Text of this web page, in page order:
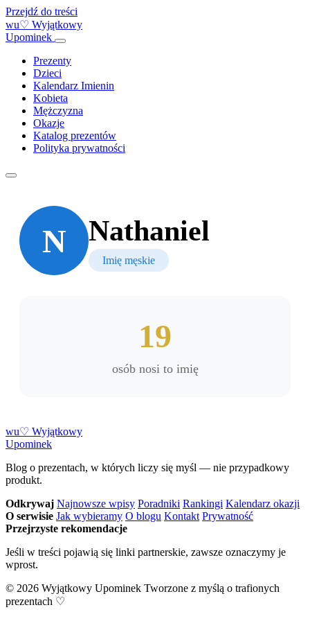
Przejdź do treści
wu♡ Wyjątkowy
Upominek
Otwórz
menu
Prezenty
Dzieci
Kalendarz Imienin
Kobieta
Mężczyzna
Okazje
Katalog prezentów
Polityka prywatności
N Nathaniel
Imię męskie
19
osób nosi to imię
wu♡ Wyjątkowy
Upominek
Blog o prezentach, w których liczy się myśl — nie przypadkowy
produkt.
Odkrywaj Najnowsze wpisy Poradniki Rankingi Kalendarz okazji
O serwisie Jak wybieramy O blogu Kontakt Prywatność
Przejrzyste rekomendacje
Jeśli w treści pojawią się linki partnerskie, zawsze oznaczymy je
wprost.
© 2026 Wyjątkowy Upominek Tworzone z myślą o trafionych
prezentach ♡